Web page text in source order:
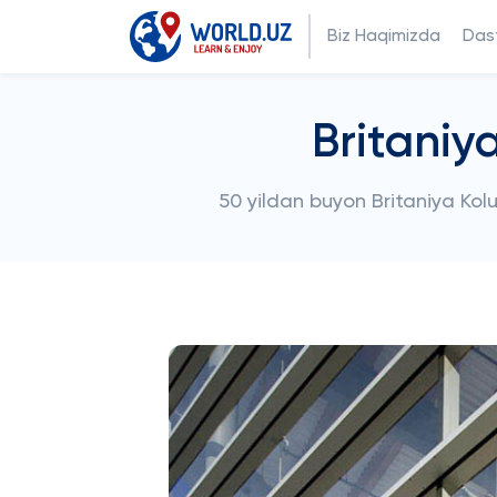
Biz Haqimizda
50 yildan buyon Britaniya